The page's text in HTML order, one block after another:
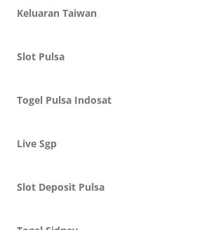
Keluaran Taiwan
Slot Pulsa
Togel Pulsa Indosat
Live Sgp
Slot Deposit Pulsa